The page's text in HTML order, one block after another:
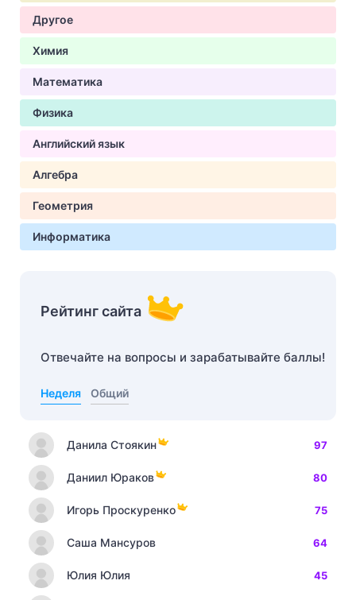
Другое
Химия
Математика
Физика
Английский язык
Алгебра
Геометрия
Информатика
Рейтинг сайта
Отвечайте на вопросы и зарабатывайте баллы!
Неделя Общий
Данила Стоякин 97
Даниил Юраков 80
Игорь Проскуренко 75
Саша Мансуров 64
Юлия Юлия 45